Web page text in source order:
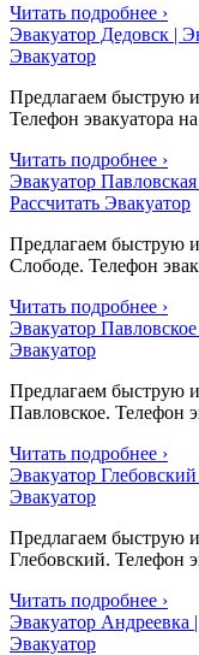
Читать подробнее ›
Эвакуатор Дедовск |
Эвакуатор
Предлагаем быструю
Телефон эвакуатора
Читать подробнее ›
Эвакуатор
Рассчитать Эвакуатор
Предлагаем быструю
Слободе. Телефон
Читать подробнее ›
Эвакуатор
Эвакуатор
Предлагаем быструю
Павловское. Телефон
Читать подробнее ›
Эвакуатор
Эвакуатор
Предлагаем быструю
Глебовский. Телефон
Читать подробнее ›
Эвакуатор Андреевка
Эвакуатор